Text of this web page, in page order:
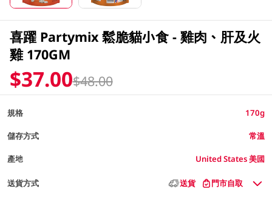
喜躍 Partymix 鬆脆貓小食 - 雞肉、肝及火
雞 170GM
$37.00$48.00
規格 170g
儲存方式 常溫
產地 United States 美國
送貨方式 送貨 門市自取